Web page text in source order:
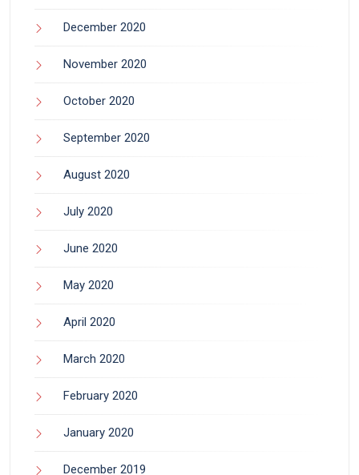
December 2020
November 2020
October 2020
September 2020
August 2020
July 2020
June 2020
May 2020
April 2020
March 2020
February 2020
January 2020
December 2019